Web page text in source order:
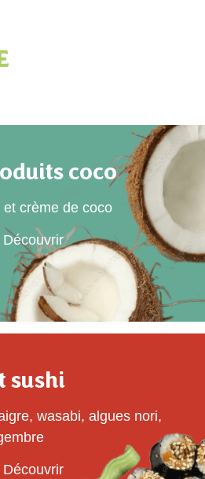
sushi
wasabi, algues nori,
Découvrir
coco
et crème de coco
Découvrir